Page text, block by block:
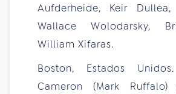
Aufderheide, Keir
Wallace Wolodarsky,
William Xifaras.
Boston, Estados
Cameron (Mark